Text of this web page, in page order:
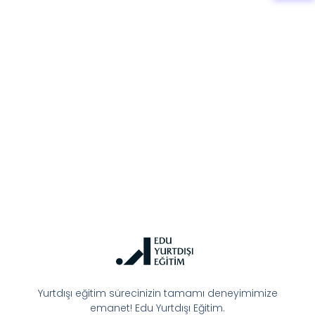
Yurtdışı eğitim sürecinizin tamamı deneyimimize
emanet! Edu Yurtdışı Eğitim.